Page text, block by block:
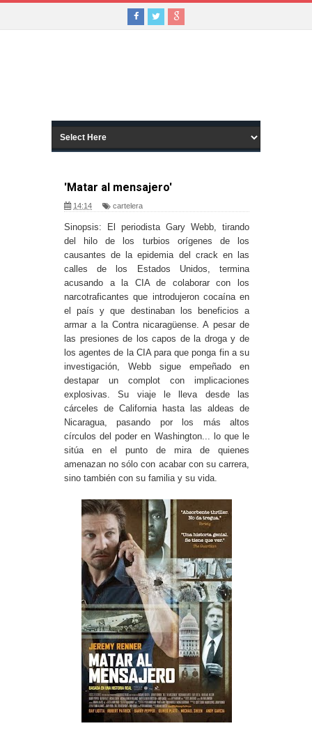
'Matar al mensajero'
14:14 cartelera
Sinopsis: El periodista Gary Webb, tirando
del hilo de los turbios orígenes de los
causantes de la epidemia del crack en las
calles de los Estados Unidos, termina
acusando a la CIA de colaborar con los
narcotraficantes que introdujeron cocaína en
el país y que destinaban los beneficios a
armar a la Contra nicaragüense. A pesar de
las presiones de los capos de la droga y de
los agentes de la CIA para que ponga fin a su
investigación, Webb sigue empeñado en
destapar un complot con implicaciones
explosivas. Su viaje le lleva desde las
cárceles de California hasta las aldeas de
Nicaragua, pasando por los más altos
círculos del poder en Washington... lo que le
sitúa en el punto de mira de quienes
amenazan no sólo con acabar con su carrera,
sino también con su familia y su vida.